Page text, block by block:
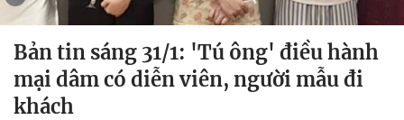
Bản tin sáng 31/1: 'Tú ông' điều hành
mại dâm có diễn viên, người mẫu đi
khách